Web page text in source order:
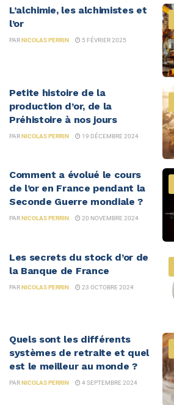
L’alchimie, les alchimistes et
l’or
PARNICOLAS PERRIN 5 FÉVRIER 2025
Petite histoire de la
production d’or, de la
Préhistoire à nos jours
PARNICOLAS PERRIN 19 DÉCEMBRE 2024
Comment a évolué le cours
de l’or en France pendant la
Seconde Guerre mondiale ?
PARNICOLAS PERRIN 20 NOVEMBRE 2024
Les secrets du stock d’or de
la Banque de France
PARNICOLAS PERRIN 23 OCTOBRE 2024
Quels sont les différents
systèmes de retraite et quel
est le meilleur au monde ?
PARNICOLAS PERRIN 4 SEPTEMBRE 2024